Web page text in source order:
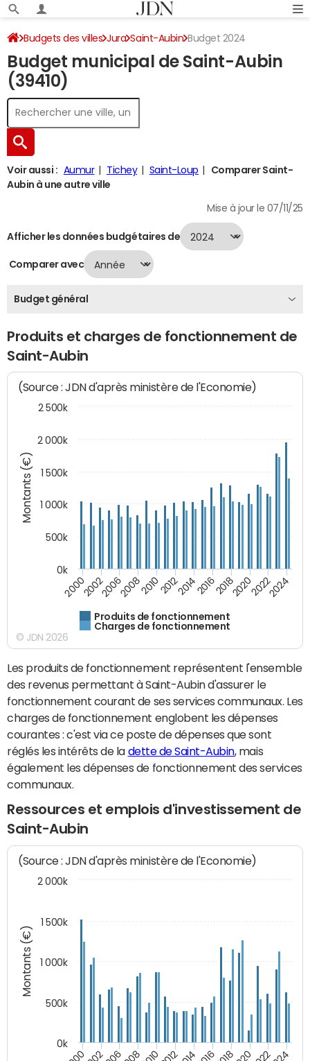
Budgets des villes Jura Saint-Aubin Budget 2024
Budget municipal de Saint-Aubin
(39410)
Voir aussi : Aumur Tichey Saint-Loup
Comparer Saint-
Aubin à une autre ville
Mise à jour le 07/11/25
Afficher les données budgétaires de
Comparer avec
Budget général
Produits et charges de fonctionnement de
Saint-Aubin
Montants (€)
(Source : JDN d'après ministère de l'Economie)
Produits de fonctionnement
Charges de fonctionnement
200020022006200820102012201420162018202020222024
0k
500k
1 000k
1 500k
2 000k
2 500k
© JDN 2026
Les produits de fonctionnement représentent l'ensemble
des revenus permettant à Saint-Aubin d'assurer le
fonctionnement courant de ses services communaux. Les
charges de fonctionnement englobent les dépenses
courantes : c'est via ce poste de dépenses que sont
réglés les intérêts de la dette de Saint-Aubin, mais
également les dépenses de fonctionnement des services
communaux.
Ressources et emplois d'investissement de
Saint-Aubin
Montants (€)
(Source : JDN d'après ministère de l'Economie)
0k
500k
1 000k
1 500k
2 000k